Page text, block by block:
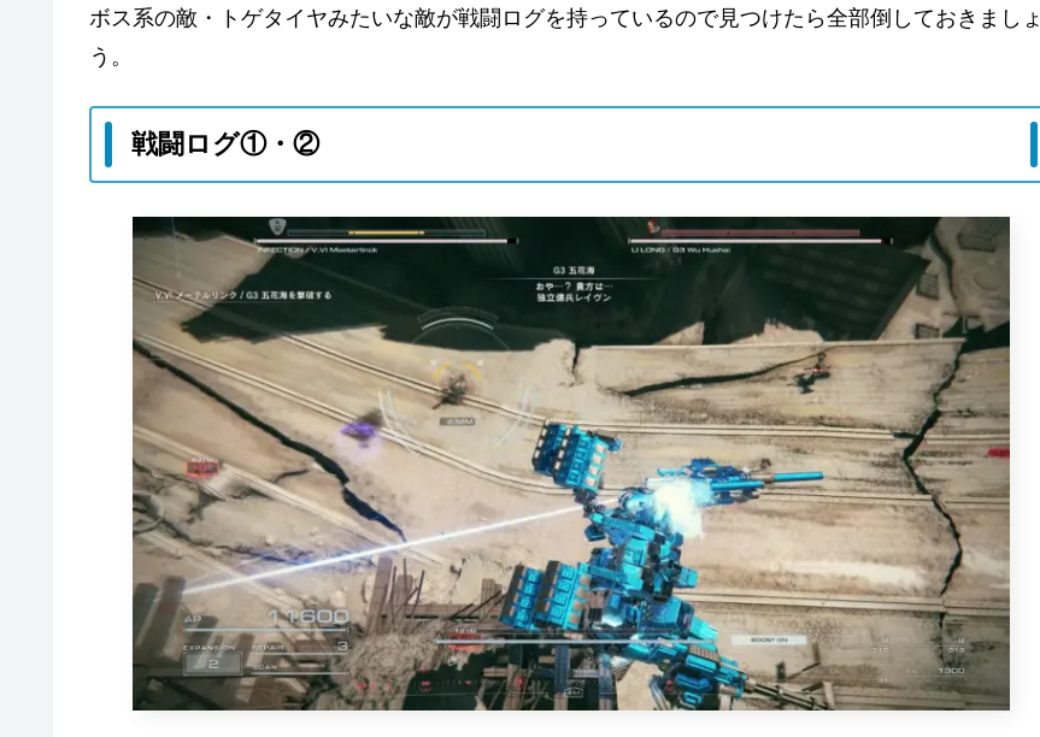
ボス系の敵・トゲタイヤみたいな敵が戦闘ログを持っているので見つけたら全部倒しておきましょ
う。
戦闘ログ①・②